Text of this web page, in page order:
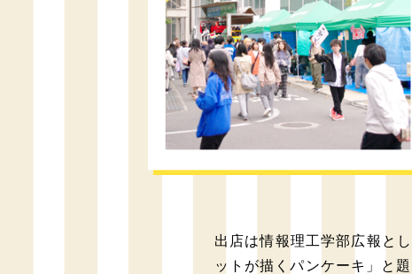
出店は情報理工学部広報と
ットが描くパンケーキ」と